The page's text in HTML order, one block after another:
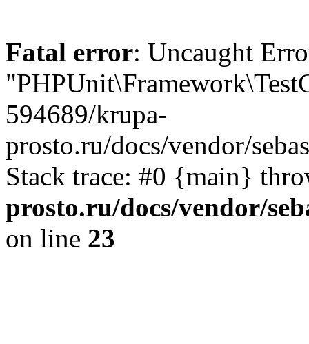
Fatal error: Uncaught
594689/krupa-
prosto.ru/docs/vendor/
Stack trace: #0 {main}
prosto.ru/docs/vendor/
on line 23